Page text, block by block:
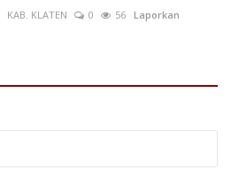
KAB. KLATEN 0 56 Laporkan